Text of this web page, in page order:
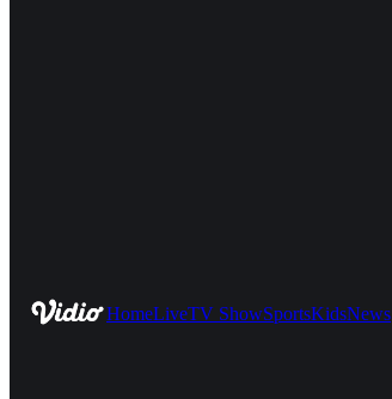
HomeLiveTV ShowSportsKidsNews